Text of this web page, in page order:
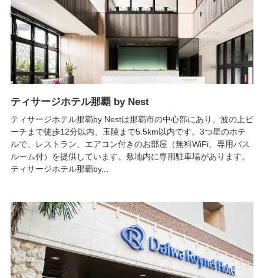
ティサージホテル那覇 by Nest
ティサージホテル那覇by Nestは那覇市の中心部にあり、波の上ビ
ーチまで徒歩12分以内、玉陵まで5.5km以内です。3つ星のホテ
ルで、レストラン、エアコン付きのお部屋（無料WiFi、専用バス
ルーム付）を提供しています。敷地内に専用駐車場があります。
ティサージホテル那覇by...